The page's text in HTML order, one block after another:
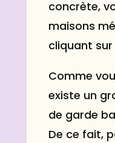
concrète,
maisons
cliquant
Comme
existe un
de garde
De ce fait,